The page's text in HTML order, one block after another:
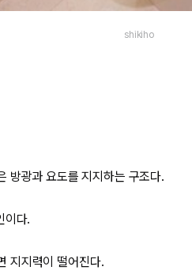
shikiho
광과 요도를 지지하는 구조다.
이다.
지지력이 떨어진다.